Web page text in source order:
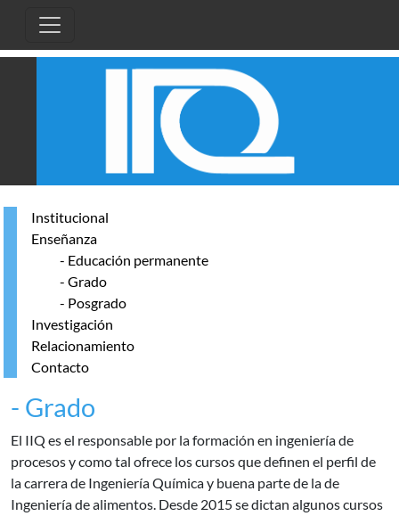
Institucional
Enseñanza
- Educación permanente
- Grado
- Posgrado
Investigación
Relacionamiento
Contacto
- Grado
El IIQ es el responsable por la formación en ingeniería de
procesos y como tal ofrece los cursos que definen el perfil de
la carrera de Ingeniería Química y buena parte de la de
Ingeniería de alimentos. Desde 2015 se dictan algunos cursos